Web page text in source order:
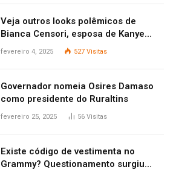
Veja outros looks polêmicos de
Bianca Censori, esposa de Kanye
West que apareceu nua no Grammy
fevereiro 4, 2025 527 Visitas
Governador nomeia Osires Damaso
como presidente do Ruraltins
fevereiro 25, 2025 56 Visitas
Existe código de vestimenta no
Grammy? Questionamento surgiu